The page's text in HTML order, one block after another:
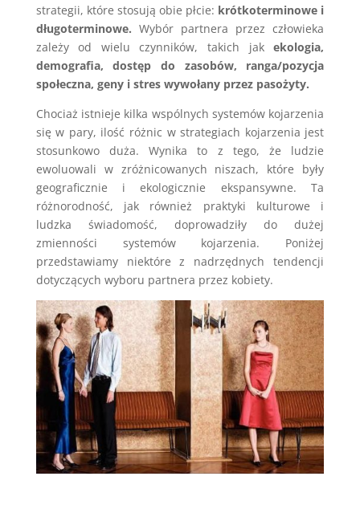
strategii, które stosują obie płcie: krótkoterminowe i
długoterminowe. Wybór partnera przez człowieka
zależy od wielu czynników, takich jakekologia,
demografia, dostęp do zasobów, ranga/pozycja
społeczna, geny i stres wywołany przez pasożyty.
Chociaż istnieje kilka wspólnych systemów kojarzenia
się w pary, ilość różnic w strategiach kojarzenia jest
stosunkowo duża. Wynika to z tego, że ludzie
ewoluowali w zróżnicowanych niszach, które były
geograficznie i ekologicznie ekspansywne. Ta
różnorodność, jak również praktyki kulturowe i
ludzka świadomość, doprowadziły do dużej
zmienności systemów kojarzenia. Poniżej
przedstawiamy niektóre z nadrzędnych tendencji
dotyczących wyboru partnera przez kobiety.